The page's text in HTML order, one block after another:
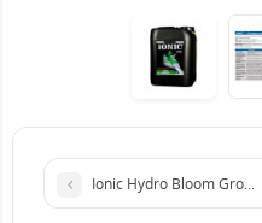
Ionic Hydro Bloom